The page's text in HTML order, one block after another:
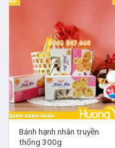
Bánh hạnh nhân truyền
thống 300g